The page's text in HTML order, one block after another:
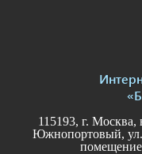
115193, г.
Южнопортовый, ул.